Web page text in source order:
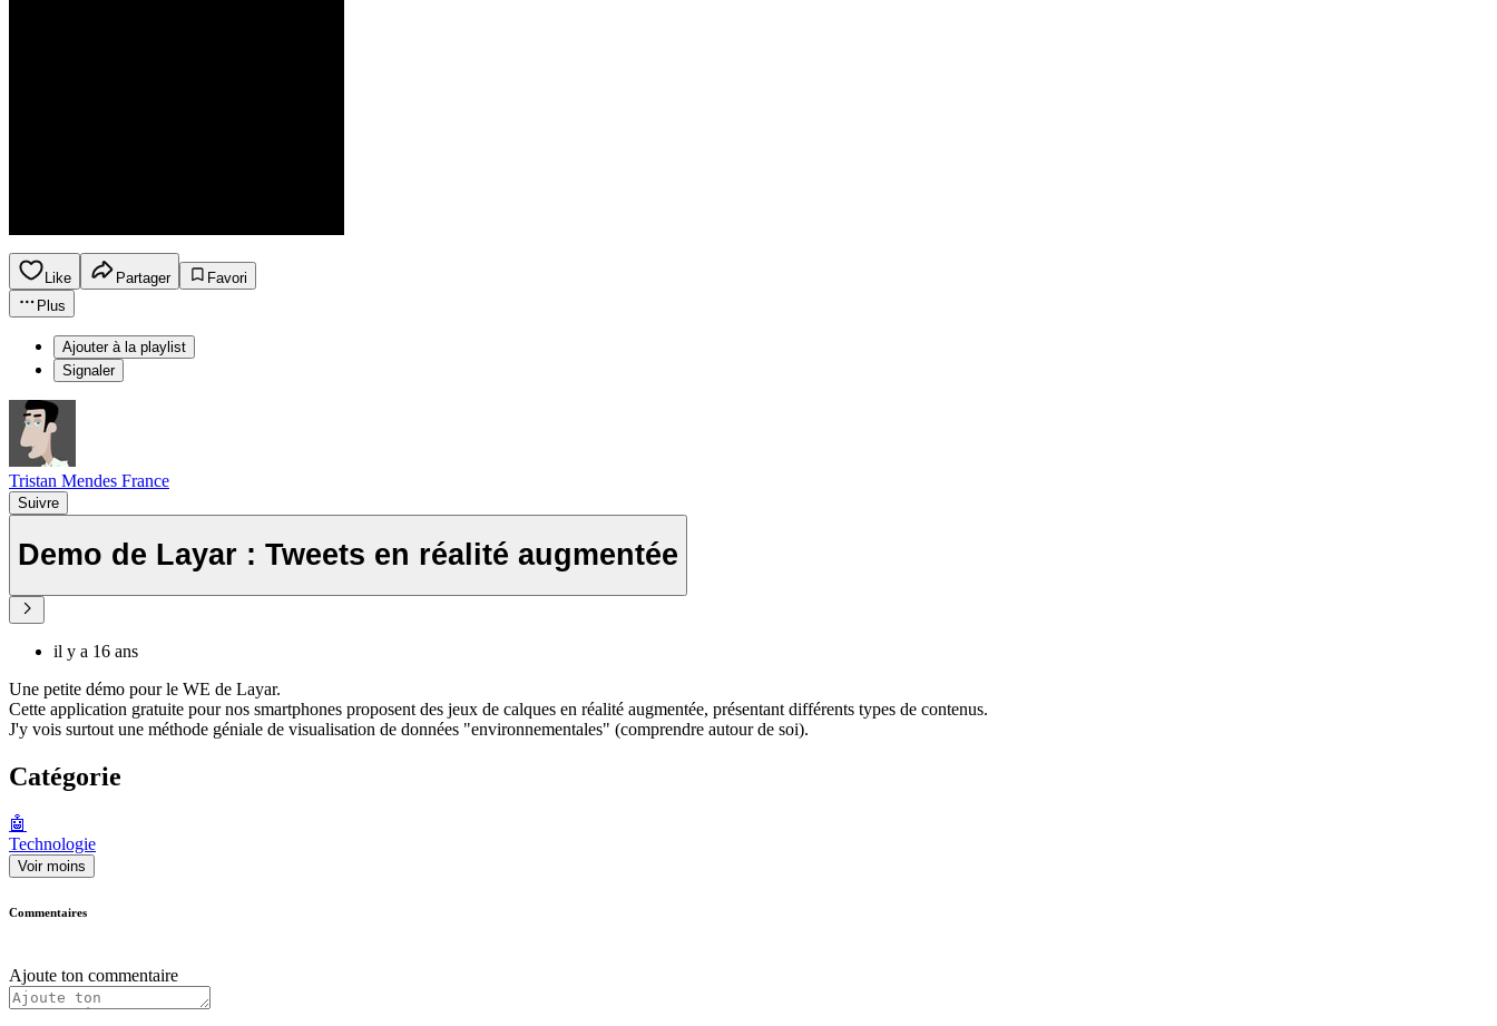
Like Partager
Favori
Plus
Ajouter à la playlist
Signaler
Tristan Mendes France
Suivre
Demo de Layar : Tweets en réalité augmentée
il y a 16 ans
Une petite démo pour le WE de Layar.
Cette application gratuite pour nos smartphones proposent des jeux de calques en réalité augmentée, présentant différents types de contenus.
J'y vois surtout une méthode géniale de visualisation de données "environnementales" (comprendre autour de soi).
Catégorie
🤖
Technologie
Voir moins
Commentaires
Ajoute ton commentaire